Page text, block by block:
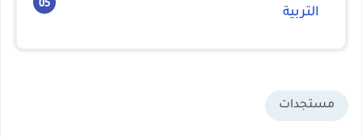
التربية
مستجدات